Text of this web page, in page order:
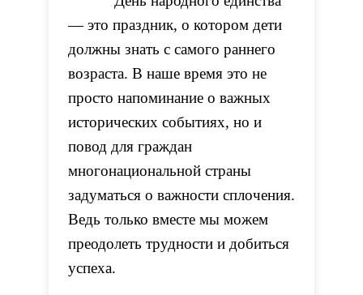
— это праздник, о котором дети
должны знать с самого раннего
возраста. В наше время это не
просто напоминание о важных
исторических событиях, но и
повод для граждан
многонациональной страны
задуматься о важности сплочения.
Ведь только вместе мы можем
преодолеть трудности и добиться
успеха.